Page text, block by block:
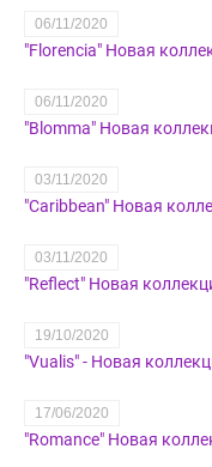
06/11/2020
"Florencia" Новая
06/11/2020
"Blomma" Новая
03/11/2020
"Caribbean" Новая
03/11/2020
"Reflect" Новая
19/10/2020
"Vualis" - Новая
17/06/2020
"Romance" Новая